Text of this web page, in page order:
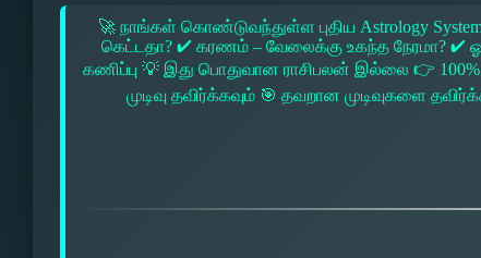
🚀 நாங்கள் கொண்டுவந்துள்ள புதிய Astrology
கெட்டதா? ✔ கரணம் – வேலைக்கு உகந்த நேரமா? ✔
கணிப்பு 💡 இது பொதுவான ராசிபலன் இல்லை 👉
முடிவு தவிர்க்கவும் 🎯 தவறான முடிவுகளை